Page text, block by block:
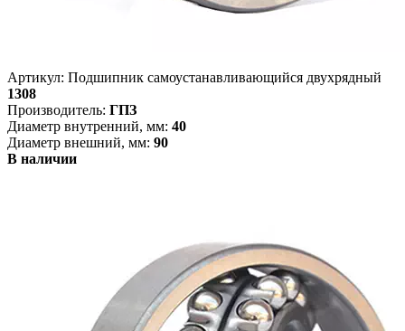
Артикул: Подшипник самоустанавливающийся двухрядный
1308
Производитель: ГПЗ
Диаметр внутренний, мм: 40
Диаметр внешний, мм: 90
В наличии